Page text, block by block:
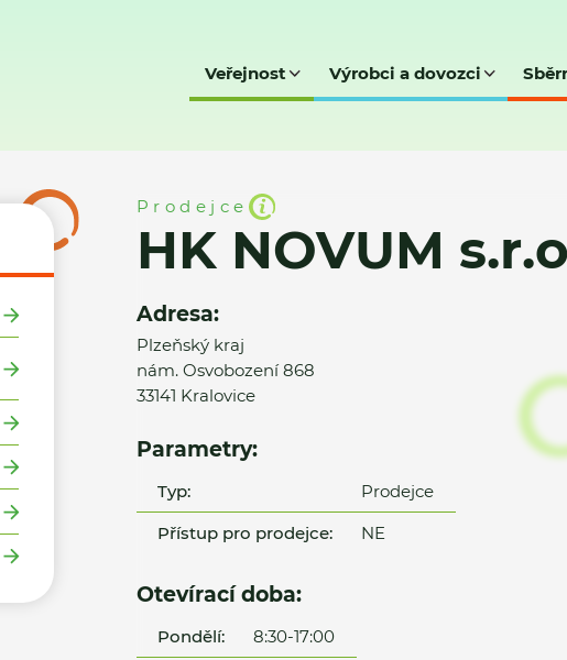
Veřejnost Výrobci a dovozci
Prodejce
HK NOVUM
Adresa:
Plzeňský kraj
nám. Osvobození 868
33141 Kralovice
Parametry:
Typ:
Prodejce
Přístup pro prodejce:
NE
Otevírací doba:
Pondělí:
8:30-17:00